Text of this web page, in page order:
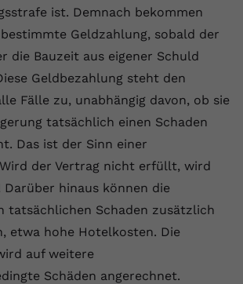
ist. Demnach bekommen
Geldzahlung, sobald der
die Bauzeit aus eigener Schuld
Geldbezahlung steht den
Fälle zu, unabhängig davon, ob sie
tatsächlich einen Schaden
Das ist der Sinn einer
der Vertrag nicht erfüllt, wird
hinaus können die
tatsächlichen Schaden zusätzlich
etwa hohe Hotelkosten. Die
auf weitere
Schäden angerechnet.
Daten darüber zu speichern, welche
gesehen hat.
Youtube.com
Session
YouTube setzt diesen Cookie, um die
Videopräferenzen des Nutzers zu
speichern, der eingebettete YouTube-